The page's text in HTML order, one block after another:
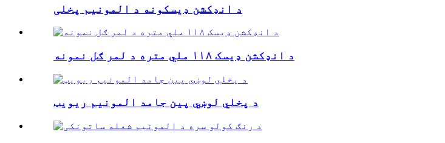
د انډکشن ډیسکونه د المونیم پخلی
د انډکشن ډیسک ۱۱۸ ملي متره د لمر ګل نمونه
د پخلي لوښي پین جامد المونیم ریویټ